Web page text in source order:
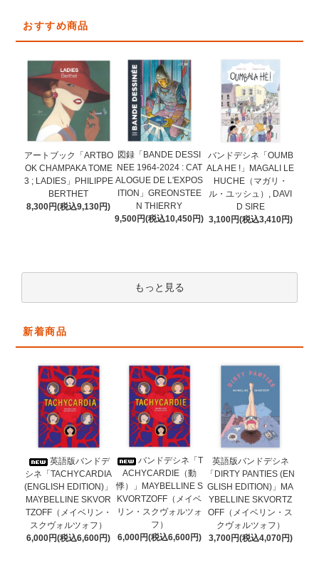
おすすめ商品
アートブック「ARTBO
OK CHAMPAKA TOME
3 ; LADIES」PHILIPPE
BERTHET
8,300円(税込9,130円)
図録「BANDE DESSI
NEE 1964-2024 : CAT
ALOGUE DE L'EXPOS
ITION」GREONSTEE
N THIERRY
9,500円(税込10,450円)
バンドデシネ「OUMB
ALA HE !」MAGALI LE
HUCHE（マガリ・
ル・ユッシュ）, DAVI
D SIRE
3,100円(税込3,410円)
もっと見る
新着商品
英語版バンドデ
シネ「TACHYCARDIA
(ENGLISH EDITION)」
MAYBELLINE SKVOR
TZOFF（メイベリン・
スクヴォルツォフ）
6,000円(税込6,600円)
バンドデシネ「T
ACHYCARDIE（動
悸）」MAYBELLINE S
KVORTZOFF（メイベ
リン・スクヴォルツォ
フ）
6,000円(税込6,600円)
英語版バンドデシネ
「DIRTY PANTIES (EN
GLISH EDITION)」MA
YBELLINE SKVORTZ
OFF（メイベリン・ス
クヴォルツォフ）
3,700円(税込4,070円)